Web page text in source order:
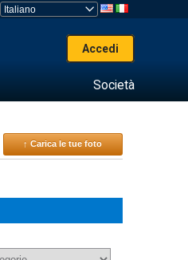
Accedi
Società
↑ Carica le tue foto